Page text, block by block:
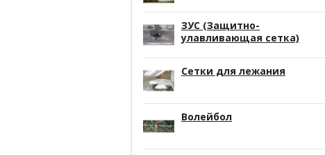
ЗУС (Защитно-
улавливающая сетка)
Сетки для лежания
Волейбол